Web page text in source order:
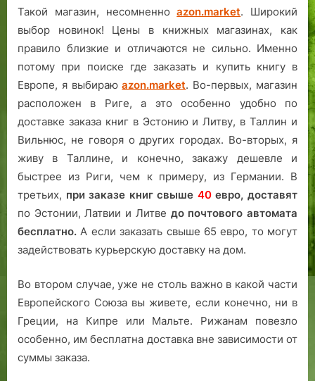
Такой магазин, несомненноazon.market. Широкий
выбор новинок! Цены в книжных магазинах, как
правило близкие и отличаются не сильно. Именно
потому при поиске где заказать и купить книгу в
Европе, я выбираюazon.market. Во-первых, магазин
расположен в Риге, а это особенно удобно по
доставке заказа книг в Эстонию и Литву, в Таллин и
Вильнюс, не говоря о других городах. Во-вторых, я
живу в Таллине, и конечно, закажу дешевле и
быстрее из Риги, чем к примеру, из Германии. В
третьих, при заказе книг свыше 40евро, доставят
по Эстонии, Латвии и Литве до почтового автомата
бесплатно. А если заказать свыше 65 евро, то могут
задействовать курьерскую доставку на дом.
Во втором случае, уже не столь важно в какой части
Европейского Союза вы живете, если конечно, ни в
Греции, на Кипре или Мальте. Рижанам повезло
особенно, им бесплатна доставка вне зависимости от
суммы заказа.